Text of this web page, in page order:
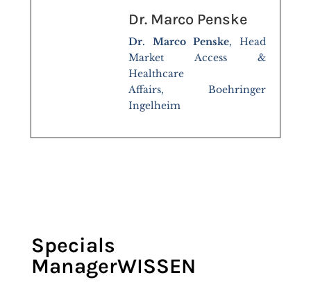
Dr. Marco Penske
Dr. Marco Penske, Head
Market Access &
Healthcare
Affairs, Boehringer
Ingelheim
Specials
ManagerWISSEN